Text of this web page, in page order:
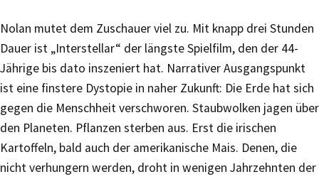
Nolan mutet dem Zuschauer viel zu. Mit knapp drei Stunden
Dauer ist „Interstellar“ der längste Spielfilm, den der 44-
Jährige bis dato inszeniert hat. Narrativer Ausgangspunkt
ist eine finstere Dystopie in naher Zukunft: Die Erde hat sich
gegen die Menschheit verschworen. Staubwolken jagen über
den Planeten. Pflanzen sterben aus. Erst die irischen
Kartoffeln, bald auch der amerikanische Mais. Denen, die
nicht verhungern werden, droht in wenigen Jahrzehnten der